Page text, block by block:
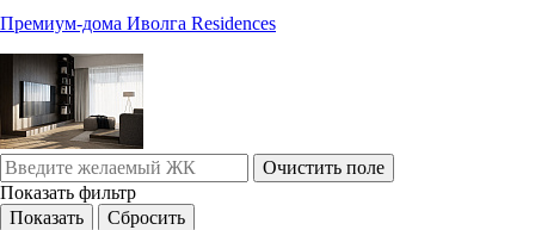
Премиум-дома Иволга Residences
Очистить поле
Показать фильтр